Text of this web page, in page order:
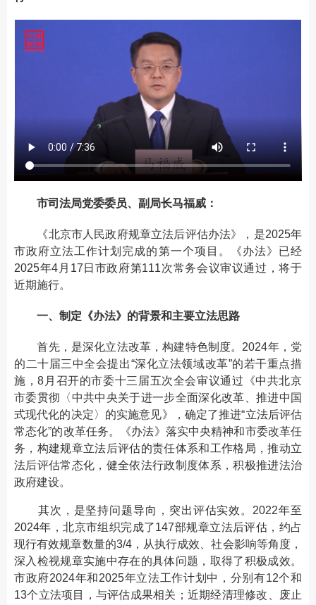
市司法局党委委员、副局长马福威：
《北京市人民政府规章立法后评估办法》，是2025年
市政府立法工作计划完成的第一个项目。《办法》已经
2025年4月17日市政府第111次常务会议审议通过，将于
近期施行。
一、制定《办法》的背景和主要立法思路
首先，是深化立法改革，构建特色制度。2024年，党
的二十届三中全会提出“深化立法领域改革”的若干重点措
施，8月召开的市委十三届五次全会审议通过《中共北京
市委贯彻〈中共中央关于进一步全面深化改革、推进中国
式现代化的决定〉的实施意见》，确定了推进“立法后评估
常态化”的改革任务。《办法》落实中央精神和市委改革任
务，构建规章立法后评估的责任体系和工作格局，推动立
法后评估常态化，健全依法行政制度体系，积极推进法治
政府建设。
其次，是坚持问题导向，突出评估实效。2022年至
2024年，北京市组织完成了147部规章立法后评估，约占
现行有效规章数量的3/4，从执行成效、社会影响等角度，
深入检视规章实施中存在的具体问题，取得了积极成效。
市政府2024年和2025年立法工作计划中，分别有12个和
13个立法项目，与评估成果相关；近期经清理修改、废止